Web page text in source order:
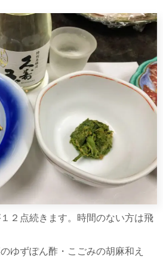
２点続きます。時間のない方は飛
のゆずぽん酢・こごみの胡麻和え